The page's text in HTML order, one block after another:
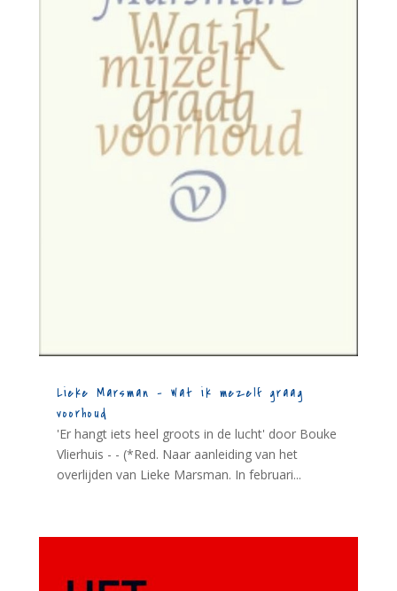
Lieke Marsman – Wat ik mezelf graag
voorhoud
'Er hangt iets heel groots in de lucht' door Bouke
Vlierhuis - - (*Red. Naar aanleiding van het
overlijden van Lieke Marsman. In februari...